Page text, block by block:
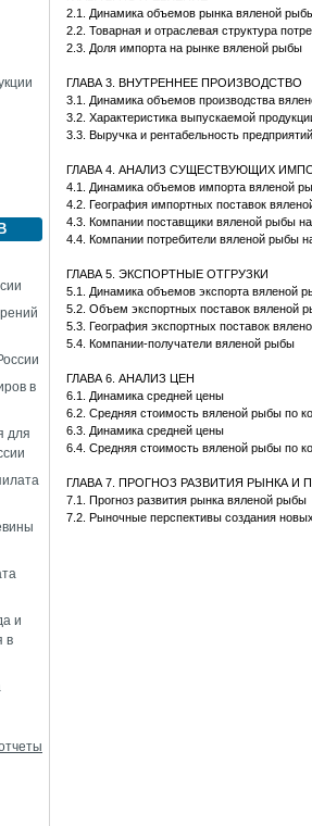
в
для
и
в
2.1. Динамика объемов рынка вяленой
2.2. Товарная и отраслевая структура
2.3. Доля импорта на рынке вяленой рыбы
ГЛАВА 3. ВНУТРЕННЕЕ ПРОИЗВОДСТВО
3.1. Динамика объемов производства
3.2. Характеристика выпускаемой
3.3. Выручка и рентабельность
ГЛАВА 4. АНАЛИЗ СУЩЕСТВУЮЩИХ
4.1. Динамика объемов импорта вяленой
4.2. География импортных поставок
4.3. Компании поставщики вяленой рыбы
4.4. Компании потребители вяленой рыбы
ГЛАВА 5. ЭКСПОРТНЫЕ ОТГРУЗКИ
5.1. Динамика объемов экспорта вяленой
5.2. Объем экспортных поставок вяленой
5.3. География экспортных поставок
5.4. Компании-получатели вяленой рыбы
ГЛАВА 6. АНАЛИЗ ЦЕН
6.1. Динамика средней цены
6.2. Средняя стоимость вяленой рыбы по
6.3. Динамика средней цены
6.4. Средняя стоимость вяленой рыбы по
ГЛАВА 7. ПРОГНОЗ РАЗВИТИЯ РЫНКА
7.1. Прогноз развития рынка вяленой рыбы
7.2. Рыночные перспективы создания